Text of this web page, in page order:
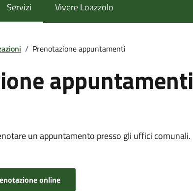
Servizi Vivere Loazzolo
/ Prenotazione appuntamenti
appuntamenti
un appuntamento presso gli uffici comunali.
online